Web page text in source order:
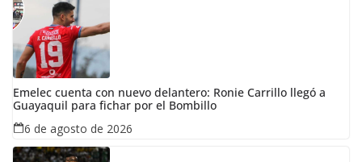
Emelec cuenta con nuevo delantero: Ronie Carrillo llegó a
Guayaquil para fichar por el Bombillo
6 de agosto de 2026